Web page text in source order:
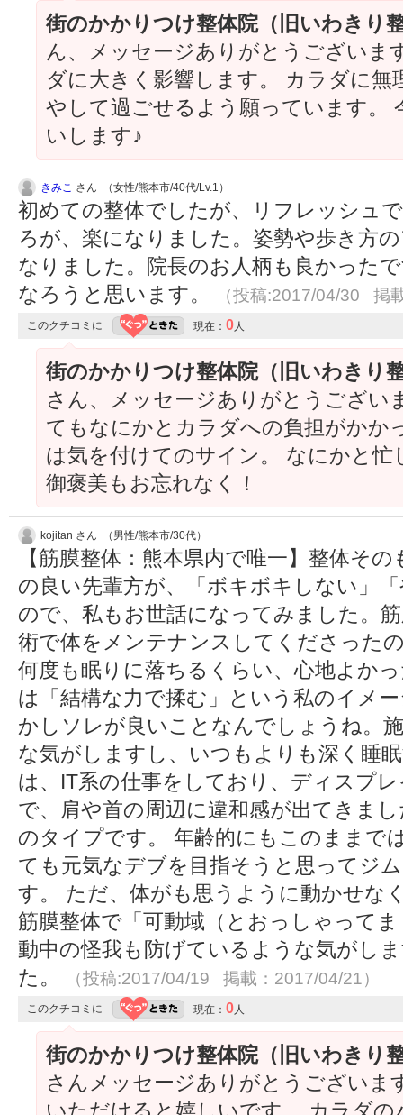
街のかかりつけ整体院（旧いわきり
ん、メッセージありがとうございま
ダに大きく影響します。 カラダに
やして過ごせるよう願っています。
いします♪
きみこ さん （女性/熊本市/40代/Lv.1）
初めての整体でしたが、リフレッシュ
ろが、楽になりました。姿勢や歩き方
なりました。院長のお人柄も良かった
なろうと思います。
（投稿:2017/04/30 掲
このクチコミに 現在： 0人
街のかかりつけ整体院（旧いわきり
さん、メッセージありがとうござい
てもなにかとカラダへの負担がかか
は気を付けてのサイン。 なにかと
御褒美もお忘れなく！
kojitan さん （男性/熊本市/30代）
【筋膜整体：熊本県内で唯一】整体そ
の良い先輩方が、「ボキボキしない」
ので、私もお世話になってみました。
術で体をメンテナンスしてくださった
何度も眠りに落ちるくらい、心地よか
は「結構な力で揉む」という私のイメ
かしソレが良いことなんでしょうね。
な気がしますし、いつもよりも深く睡
は、IT系の仕事をしており、ディスプ
で、肩や首の周辺に違和感が出てきま
のタイプです。 年齢的にもこのままで
ても元気なデブを目指そうと思ってジ
す。 ただ、体がも思うように動かせな
筋膜整体で「可動域（とおっしゃって
動中の怪我も防げているような気がし
た。
（投稿:2017/04/19 掲載：2017/04/21）
このクチコミに 現在： 0人
街のかかりつけ整体院（旧いわきり
さんメッセージありがとうございま